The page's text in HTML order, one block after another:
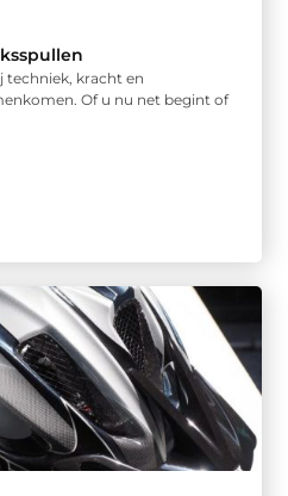
techniek, kracht en
Of u nu net begint of